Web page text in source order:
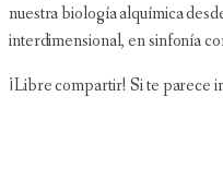
nuestra biología alquímica
interdimensional, en sinfonía
¡Libre compartir! Si te parece